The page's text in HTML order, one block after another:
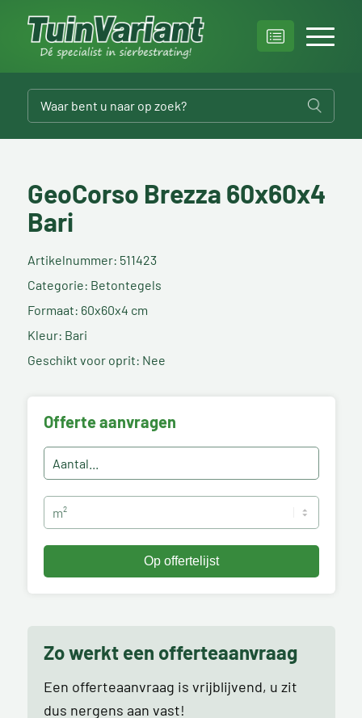
GeoCorso Brezza 60x60x4
Bari
Artikelnummer: 511423
Categorie: Betontegels
Formaat: 60x60x4 cm
Kleur: Bari
Geschikt voor oprit: Nee
Offerte aanvragen
Zo werkt een offerteaanvraag
Een offerteaanvraag is vrijblijvend, u zit
dus nergens aan vast!